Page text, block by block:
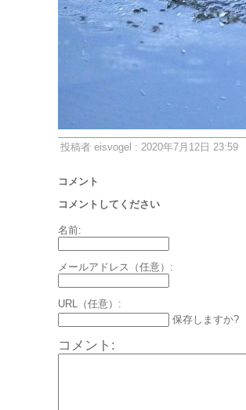
投稿者 eisvogel : 2020年7月12日 23:59
コメント
コメントしてください
名前:
メールアドレス（任意）:
URL（任意）:
保存しますか?
コメント: